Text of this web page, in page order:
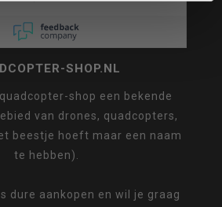
SHOP.NL
shop een bekende
van drones, quadcopters,
beestje hoeft maar een naam
te hebben).
dure aankopen en wil je graag